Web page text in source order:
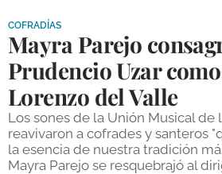
DEPORTES
COMPETICIONES
DEPORTE BASE
OPINIÓN
COFRADÍAS
Mayra Parejo
Prudencio Uzar
Lorenzo del Valle
Los sones de la Unión Musical de
reavivaron a cofrades y santeros
la esencia de nuestra tradición
Mayra Parejo se resquebrajó al